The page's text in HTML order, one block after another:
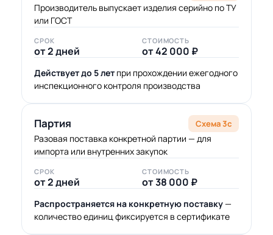
Производитель выпускает изделия серийно по ТУ
или ГОСТ
СРОК
от 2 дней
СТОИМОСТЬ
от 42 000 ₽
Действует до 5 лет при прохождении ежегодного
инспекционного контроля производства
Партия Схема 3с
Разовая поставка конкретной партии — для
импорта или внутренних закупок
СРОК
от 2 дней
СТОИМОСТЬ
от 38 000 ₽
Распространяется на конкретную поставку—
количество единиц фиксируется в сертификате